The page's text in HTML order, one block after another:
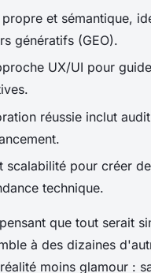
et sémantique,
génératifs (GEO).
UX/UI pour
réussie inclut
pour créer
technique.
que tout serait
à des dizaines
moins glamour :